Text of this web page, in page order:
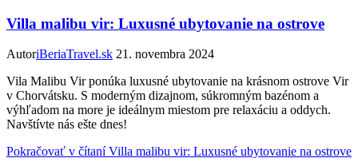
Villa malibu vir: Luxusné ubytovanie na ostrove
AutoriBeriaTravel.sk 21. novembra 2024
Vila Malibu Vir ponúka luxusné ubytovanie na krásnom ostrove Vir
v Chorvátsku. S moderným dizajnom, súkromným bazénom a
výhľadom na more je ideálnym miestom pre relaxáciu a oddych.
Navštívte nás ešte dnes!
Pokračovať v čítaníVilla malibu vir: Luxusné ubytovanie na ostrove